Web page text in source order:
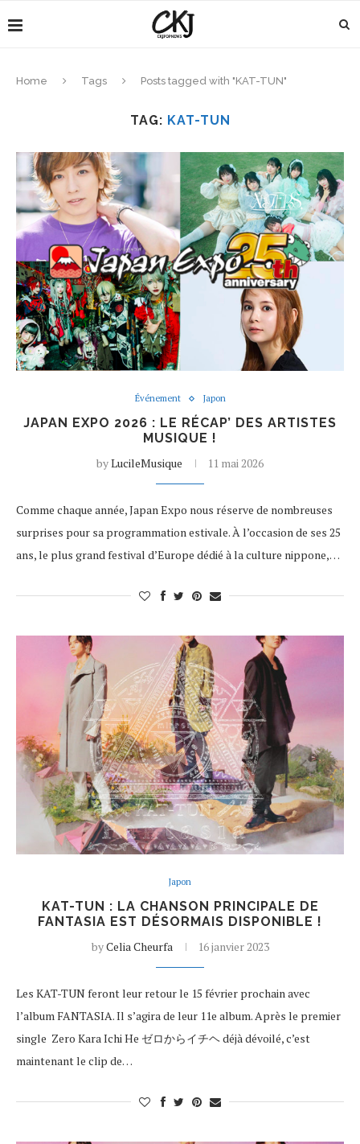
Home Tags Posts tagged with "KAT-TUN"
TAG: KAT-TUN
Événement Japon
JAPAN EXPO 2026 : LE RÉCAP’ DES ARTISTES
MUSIQUE !
byLucileMusique 11 mai 2026
Comme chaque année, Japan Expo nous réserve de nombreuses
surprises pour sa programmation estivale. À l’occasion de ses 25
ans, le plus grand festival d’Europe dédié à la culture nippone,…
Japon
KAT-TUN : LA CHANSON PRINCIPALE DE
FANTASIA EST DÉSORMAIS DISPONIBLE !
byCelia Cheurfa 16 janvier 2023
Les KAT-TUN feront leur retour le 15 février prochain avec
l’album FANTASIA. Il s’agira de leur 11e album. Après le premier
single Zero Kara Ichi He ゼロからイチヘ déjà dévoilé, c’est
maintenant le clip de…